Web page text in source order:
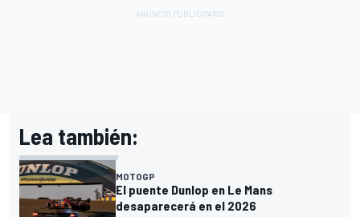
Lea también:
MOTOGP
El puente Dunlop en Le Mans
desaparecerá en el 2026